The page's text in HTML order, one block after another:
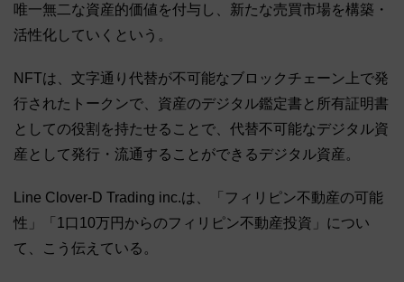
唯一無二な資産的価値を付与し、新たな売買市場を構築・
活性化していくという。
NFTは、文字通り代替が不可能なブロックチェーン上で発
行されたトークンで、資産のデジタル鑑定書と所有証明書
としての役割を持たせることで、代替不可能なデジタル資
産として発行・流通することができるデジタル資産。
Line Clover-D Trading inc.は、「フィリピン不動産の可能
性」「1口10万円からのフィリピン不動産投資」につい
て、こう伝えている。